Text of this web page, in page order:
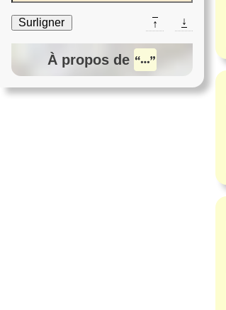
Surligner ↓
↑
À propos de